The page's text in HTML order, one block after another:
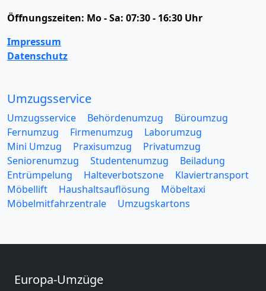
Öffnungszeiten: Mo - Sa: 07:30 - 16:30 Uhr
Impressum
Datenschutz
Umzugsservice
Umzugsservice Behördenumzug
Büroumzug
Fernumzug
Firmenumzug
Laborumzug
Mini Umzug
Praxisumzug
Privatumzug
Seniorenumzug
Studentenumzug
Beiladung
Entrümpelung
Halteverbotszone
Klaviertransport
Möbellift
Haushaltsauflösung
Möbeltaxi
Möbelmitfahrzentrale
Umzugskartons
Europa-Umzüge